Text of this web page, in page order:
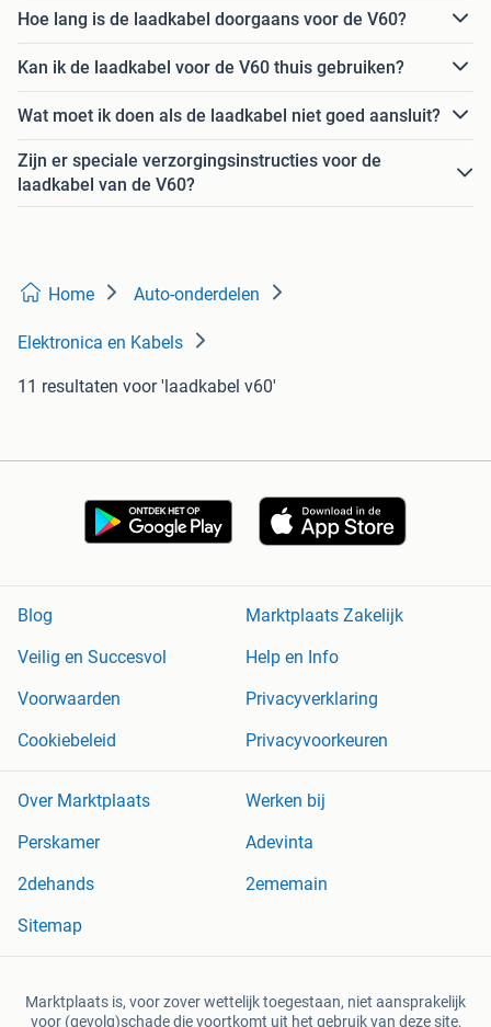
Hoe lang is de laadkabel doorgaans voor de V60?
Kan ik de laadkabel voor de V60 thuis gebruiken?
Wat moet ik doen als de laadkabel niet goed aansluit?
Zijn er speciale verzorgingsinstructies voor de
laadkabel van de V60?
Home Auto-onderdelen
Elektronica en Kabels
11 resultaten voor 'laadkabel v60'
Blog
Marktplaats Zakelijk
Veilig en Succesvol
Help en Info
Voorwaarden
Privacyverklaring
Cookiebeleid
Privacyvoorkeuren
Over Marktplaats
Werken bij
Perskamer
Adevinta
2dehands
2ememain
Sitemap
Marktplaats is, voor zover wettelijk toegestaan, niet aansprakelijk
voor (gevolg)schade die voortkomt uit het gebruik van deze site,